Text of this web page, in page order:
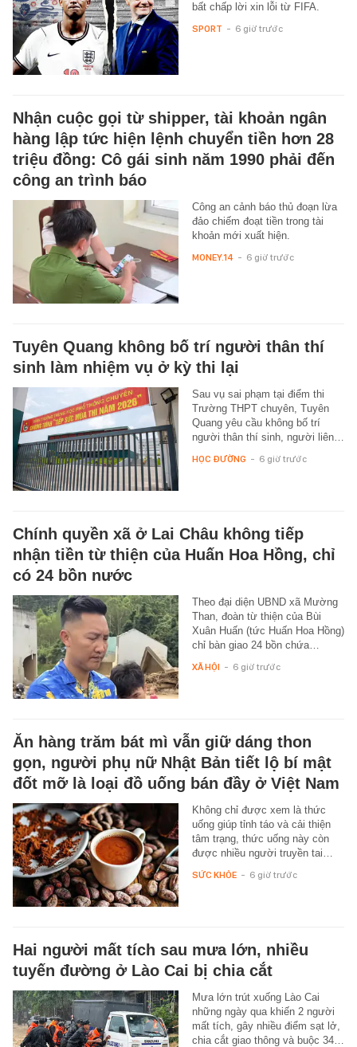
bất chấp lời xin lỗi từ FIFA.
SPORT - 6 giờ trước
Nhận cuộc gọi từ shipper, tài khoản ngân
hàng lập tức hiện lệnh chuyển tiền hơn 28
triệu đồng: Cô gái sinh năm 1990 phải đến
công an trình báo
Công an cảnh báo thủ đoạn lừa
đảo chiếm đoạt tiền trong tài
khoản mới xuất hiện.
MONEY.14 - 6 giờ trước
Tuyên Quang không bố trí người thân thí
sinh làm nhiệm vụ ở kỳ thi lại
Sau vụ sai phạm tại điểm thi
Trường THPT chuyên, Tuyên
Quang yêu cầu không bố trí
người thân thí sinh, người liên…
HỌC ĐƯỜNG - 6 giờ trước
Chính quyền xã ở Lai Châu không tiếp
nhận tiền từ thiện của Huấn Hoa Hồng, chỉ
có 24 bồn nước
Theo đại diện UBND xã Mường
Than, đoàn từ thiện của Bùi
Xuân Huấn (tức Huấn Hoa Hồng)
chỉ bàn giao 24 bồn chứa…
XÃ HỘI - 6 giờ trước
Ăn hàng trăm bát mì vẫn giữ dáng thon
gọn, người phụ nữ Nhật Bản tiết lộ bí mật
đốt mỡ là loại đồ uống bán đầy ở Việt Nam
Không chỉ được xem là thức
uống giúp tỉnh táo và cải thiện
tâm trạng, thức uống này còn
được nhiều người truyền tai…
SỨC KHỎE - 6 giờ trước
Hai người mất tích sau mưa lớn, nhiều
tuyến đường ở Lào Cai bị chia cắt
Mưa lớn trút xuống Lào Cai
những ngày qua khiến 2 người
mất tích, gây nhiều điểm sạt lở,
chia cắt giao thông và buộc 34…